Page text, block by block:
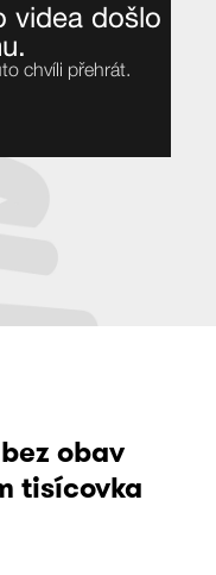
obav
tisícovka